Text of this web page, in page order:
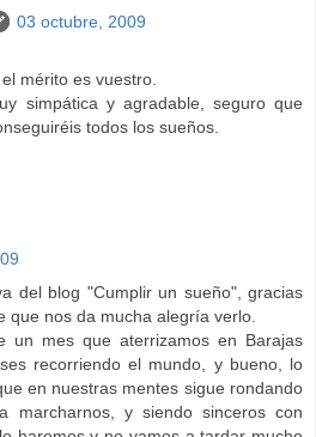
03 octubre, 2009
mérito es vuestro.
simpática y agradable, seguro que
todos los sueños.
del blog "Cumplir un sueño", gracias
que nos da mucha alegría verlo.
un mes que aterrizamos en Barajas
recorriendo el mundo, y bueno, lo
en nuestras mentes sigue rondando
marcharnos, y siendo sinceros con